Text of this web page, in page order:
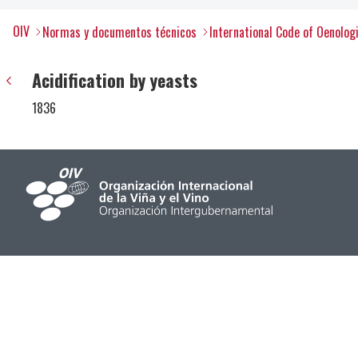
OIV Normas y documentos técnicos International Code of
Acidification by yeasts
1836